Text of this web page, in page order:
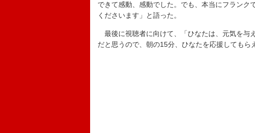
できて感動、感動でした。でも、本当にフランク
くださいます」と語った。
最後に視聴者に向けて、「ひなたは、元気を与
だと思うので、朝の15分、ひなたを応援してもら